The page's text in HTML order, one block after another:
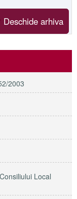
Deschide arhiva
2003
Local